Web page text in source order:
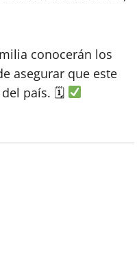
conocerán los
asegurar que este
del país. 🗓